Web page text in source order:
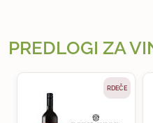
PREDLOGI ZA
RDEČE